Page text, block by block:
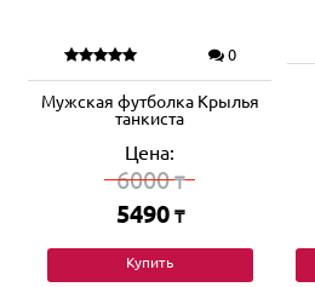
0
Мужская футболка Крылья
танкиста
Цена:
6000₸
5490 ₸
Купить